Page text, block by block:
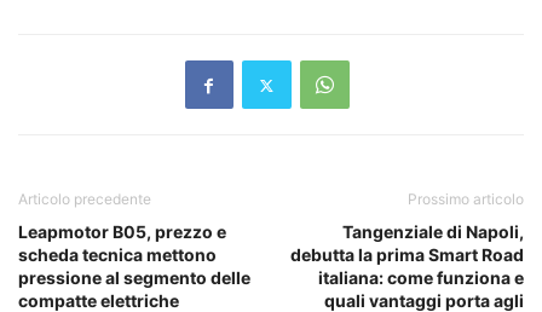
Articolo precedente
Leapmotor B05, prezzo e
scheda tecnica mettono
pressione al segmento delle
compatte elettriche
Prossimo articolo
Tangenziale di Napoli,
debutta la prima Smart Road
italiana: come funziona e
quali vantaggi porta agli